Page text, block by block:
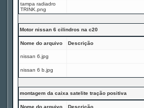
tampa radiadro
TRINK.png
Motor nissan 6 cilindros na c20
Nome do arquivo Descrição
nissan 6.jpg
nissan 6 b.jpg
montagem da caixa satelite tração positiva
Nome do arquivo Descrição